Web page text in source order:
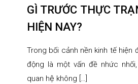
GÌ TRƯỚC THỰC
HIỆN NAY?
Trong bối cảnh nền kinh tế hiện
động là một vấn đề nhức
quan hệ không […]